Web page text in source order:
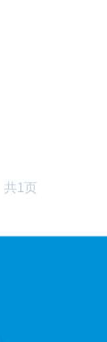
共1页